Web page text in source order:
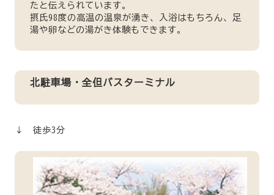
たと伝えられています。
摂氏98度の高温の温泉が湧き、入浴はもちろん、足
湯や卵などの湯がき体験もできます。
北駐車場・全但バスターミナル
↓ 徒歩3分